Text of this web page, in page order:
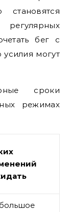
бег с
могут
сроки
режимах